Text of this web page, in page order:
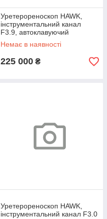
Уретерореноскоп HAWK,
інструментальний канал
F3.9, автоклавуючий
Немає в наявності
225 000 ₴
Уретерореноскоп HAWK,
інструментальний канал F3.0